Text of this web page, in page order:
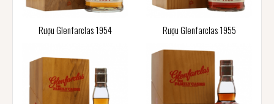
Rượu Glenfarclas 1954 Rượu Glenfarclas 1955